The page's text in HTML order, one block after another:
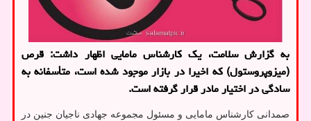
به گزارش سلامت، یک کارشناس مامایی اظهار داشت: قرص
(میزوپروستول) که اخیرا در بازار موجود شده است، متأسفانه به
سادگی در اختیار مادر قرار گرفته است.
صمدانی کارشناس مامایی و مسئول مجموعه جهادی ناجیان جنین در